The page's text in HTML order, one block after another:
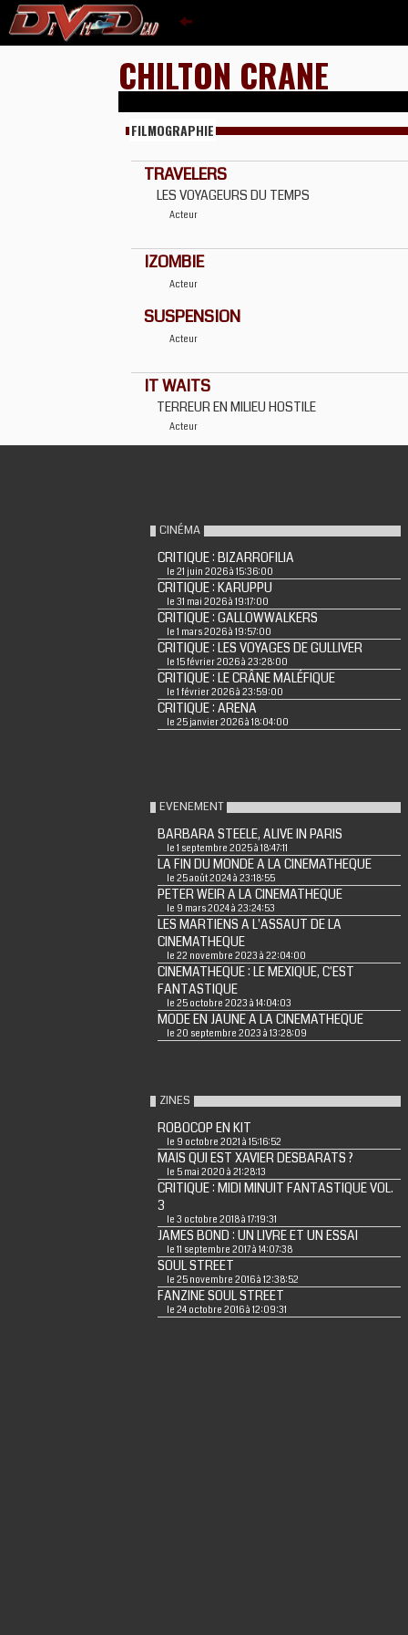
CHILTON CRANE
FILMOGRAPHIE
TRAVELERS
LES VOYAGEURS DU TEMPS
Acteur
IZOMBIE
Acteur
SUSPENSION
Acteur
IT WAITS
TERREUR EN MILIEU HOSTILE
Acteur
CINÉMA
CRITIQUE : BIZARROFILIA
le 21 juin 2026 à 15:36:00
CRITIQUE : KARUPPU
le 31 mai 2026 à 19:17:00
CRITIQUE : GALLOWWALKERS
le 1 mars 2026 à 19:57:00
CRITIQUE : LES VOYAGES DE GULLIVER
le 15 février 2026 à 23:28:00
CRITIQUE : LE CRÂNE MALÉFIQUE
le 1 février 2026 à 23:59:00
CRITIQUE : ARENA
le 25 janvier 2026 à 18:04:00
EVENEMENT
BARBARA STEELE, ALIVE IN PARIS
le 1 septembre 2025 à 18:47:11
LA FIN DU MONDE A LA CINEMATHEQUE
le 25 août 2024 à 23:18:55
PETER WEIR A LA CINEMATHEQUE
le 9 mars 2024 à 23:24:53
LES MARTIENS A L'ASSAUT DE LA
CINEMATHEQUE
le 22 novembre 2023 à 22:04:00
CINEMATHEQUE : LE MEXIQUE, C'EST
FANTASTIQUE
le 25 octobre 2023 à 14:04:03
MODE EN JAUNE A LA CINEMATHEQUE
le 20 septembre 2023 à 13:28:09
ZINES
ROBOCOP EN KIT
le 9 octobre 2021 à 15:16:52
MAIS QUI EST XAVIER DESBARATS ?
le 5 mai 2020 à 21:28:13
CRITIQUE : MIDI MINUIT FANTASTIQUE VOL.
3
le 3 octobre 2018 à 17:19:31
JAMES BOND : UN LIVRE ET UN ESSAI
le 11 septembre 2017 à 14:07:38
SOUL STREET
le 25 novembre 2016 à 12:38:52
FANZINE SOUL STREET
le 24 octobre 2016 à 12:09:31